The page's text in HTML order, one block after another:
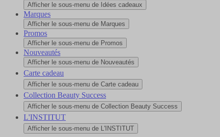
Afficher le sous-menu de Idées cadeaux
Marques
Afficher le sous-menu de Marques
Promos
Afficher le sous-menu de Promos
Nouveautés
Afficher le sous-menu de Nouveautés
Carte cadeau
Afficher le sous-menu de Carte cadeau
Collection Beauty Success
Afficher le sous-menu de Collection Beauty Success
L'INSTITUT
Afficher le sous-menu de L'INSTITUT